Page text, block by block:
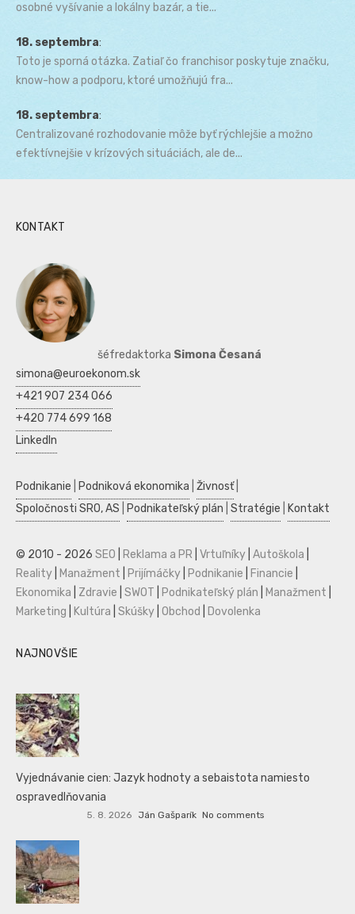
osobné vyšívanie a lokálny bazár, a tie...
18. septembra:
Toto je sporná otázka. Zatiaľ čo franchisor poskytuje značku,
know-how a podporu, ktoré umožňujú fra...
18. septembra:
Centralizované rozhodovanie môže byť rýchlejšie a možno
efektívnejšie v krízových situáciách, ale de...
KONTAKT
šéfredaktorka Simona Česaná
simona@euroekonom.sk
+421 907 234 066
+420 774 699 168
LinkedIn
Podnikanie Podniková ekonomika Živnosť|
Spoločnosti SRO, AS Podnikateľský plán Stratégie Kontakt
© 2010 - 2026 SEO Reklama a PR Vrtuľníky Autoškola
Reality Manažment Prijímáčky Podnikanie Financie
Ekonomika
Zdravie SWOT Podnikateľský plán Manažment
Marketing Kultúra Skúšky Obchod Dovolenka
NAJNOVŠIE
Vyjednávanie cien: Jazyk hodnoty a sebaistota namiesto
ospravedlňovania
5. 8. 2026 Ján Gašparík No comments